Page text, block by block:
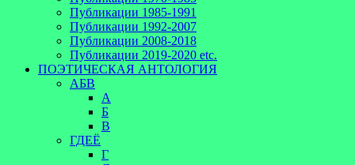
Публикации 1985-1991
Публикации 1992-2007
Публикации 2008-2018
Публикации 2019-2020 etc.
ПОЭТИЧЕСКАЯ АНТОЛОГИЯ
АБВ
А
Б
В
ГДЕЁ
Г